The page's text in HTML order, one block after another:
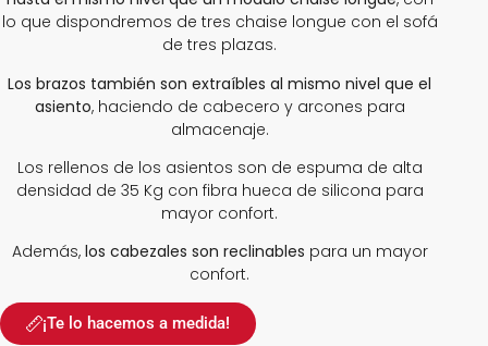
lo que dispondremos de tres chaise longue con el sofá
de tres plazas.
Los brazos también son extraíbles al mismo nivel que el
asiento, haciendo de cabecero y arcones para
almacenaje.
Los rellenos de los asientos son de espuma de alta
densidad de 35 Kg con fibra hueca de silicona para
mayor confort.
Además, los cabezales son reclinables para un mayor
confort.
¡Te lo hacemos a medida!